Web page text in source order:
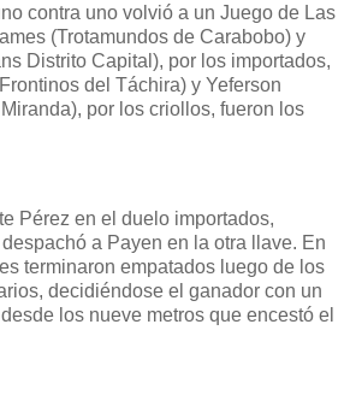
contra uno volvió a un Juego de Las
(Trotamundos de Carabobo) y
Distrito Capital), por los importados,
del Táchira) y Yeferson
por los criollos, fueron los
Pérez en el duelo importados,
a Payen en la otra llave. En
terminaron empatados luego de los
decidiéndose el ganador con un
los nueve metros que encestó el